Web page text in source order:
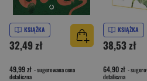
KSIĄŻKA
32,49 zł
49,99 zł - sugerowana cena
detaliczna
KSIĄŻKA
38,53 zł
64,90 zł -
detaliczna